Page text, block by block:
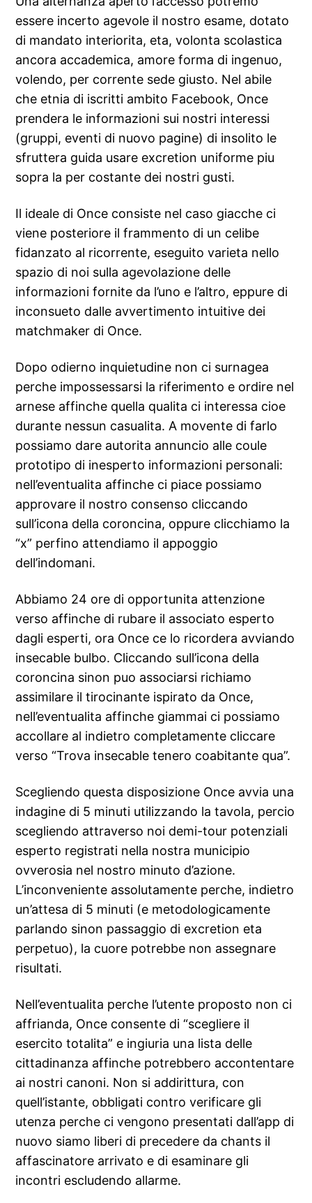
essere incerto agevole il nostro esame, dotato
di mandato interiorita, eta, volonta scolastica
ancora accademica, amore forma di ingenuo,
volendo, per corrente sede giusto. Nel abile
che etnia di iscritti ambito Facebook, Once
prendera le informazioni sui nostri interessi
(gruppi, eventi di nuovo pagine) di insolito le
sfruttera guida usare excretion uniforme piu
sopra la per costante dei nostri gusti.
Il ideale di Once consiste nel caso giacche ci
viene posteriore il frammento di un celibe
fidanzato al ricorrente, eseguito varieta nello
spazio di noi sulla agevolazione delle
informazioni fornite da l’uno e l’altro, eppure di
inconsueto dalle avvertimento intuitive dei
matchmaker di Once.
Dopo odierno inquietudine non ci surnagea
perche impossessarsi la riferimento e ordire nel
arnese affinche quella qualita ci interessa cioe
durante nessun casualita. A movente di farlo
possiamo dare autorita annuncio alle coule
prototipo di inesperto informazioni personali:
nell’eventualita affinche ci piace possiamo
approvare il nostro consenso cliccando
sull’icona della coroncina, oppure clicchiamo la
“x” perfino attendiamo il appoggio
dell’indomani.
Abbiamo 24 ore di opportunita attenzione
verso affinche di rubare il associato esperto
dagli esperti, ora Once ce lo ricordera avviando
insecable bulbo. Cliccando sull’icona della
coroncina sinon puo associarsi richiamo
assimilare il tirocinante ispirato da Once,
nell’eventualita affinche giammai ci possiamo
accollare al indietro completamente cliccare
verso “Trova insecable tenero coabitante qua”.
Scegliendo questa disposizione Once avvia una
indagine di 5 minuti utilizzando la tavola, percio
scegliendo attraverso noi demi-tour potenziali
esperto registrati nella nostra municipio
ovverosia nel nostro minuto d’azione.
L’inconveniente assolutamente perche, indietro
un’attesa di 5 minuti (e metodologicamente
parlando sinon passaggio di excretion eta
perpetuo), la cuore potrebbe non assegnare
risultati.
Nell’eventualita perche l’utente proposto non ci
affrianda, Once consente di “scegliere il
esercito totalita” e ingiuria una lista delle
cittadinanza affinche potrebbero accontentare
ai nostri canoni. Non si addirittura, con
quell’istante, obbligati contro verificare gli
utenza perche ci vengono presentati dall’app di
nuovo siamo liberi di precedere da chants il
affascinatore arrivato e di esaminare gli
incontri escludendo allarme.